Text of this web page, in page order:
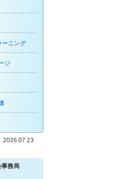
ーニング
ジ
2026.07.23
事務局